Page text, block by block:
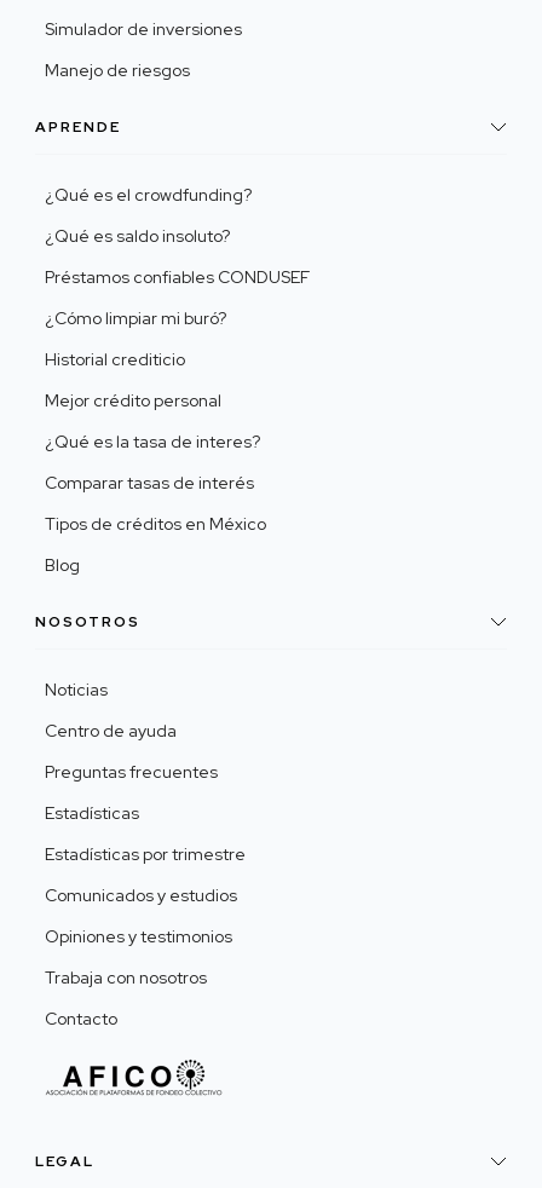
Simulador de inversiones
Manejo de riesgos
APRENDE
¿Qué es el crowdfunding?
¿Qué es saldo insoluto?
Préstamos confiables CONDUSEF
¿Cómo limpiar mi buró?
Historial crediticio
Mejor crédito personal
¿Qué es la tasa de interes?
Comparar tasas de interés
Tipos de créditos en México
Blog
NOSOTROS
Noticias
Centro de ayuda
Preguntas frecuentes
Estadísticas
Estadísticas por trimestre
Comunicados y estudios
Opiniones y testimonios
Trabaja con nosotros
Contacto
LEGAL